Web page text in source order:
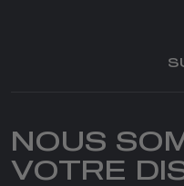
NOUS
VOTRE